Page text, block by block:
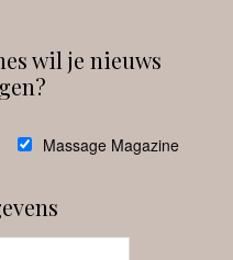
wil je nieuws
Massage Magazine